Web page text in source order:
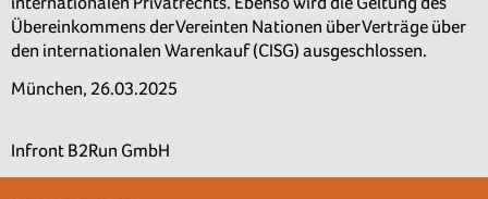
Übereinkommens der Vereinten Nationen über Verträge über
den internationalen Warenkauf (CISG) ausgeschlossen.
München, 26.03.2025
Infront B2Run GmbH